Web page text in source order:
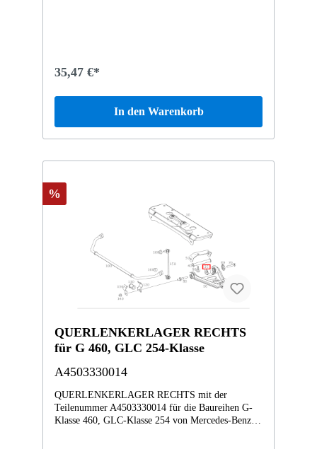
35,47 €*
In den Warenkorb
%
QUERLENKERLAGER RECHTS
für G 460, GLC 254-Klasse
A4503330014
QUERLENKERLAGER RECHTS mit der
Teilenummer A4503330014 für die Baureihen G-
Klasse 460, GLC-Klasse 254 von Mercedes-Benz.